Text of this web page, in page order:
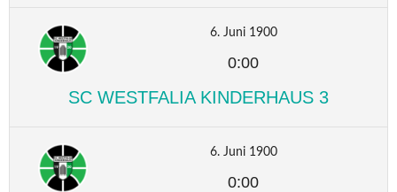
6. Juni 1900
0:00
SC WESTFALIA KINDERHAUS 3
6. Juni 1900
0:00